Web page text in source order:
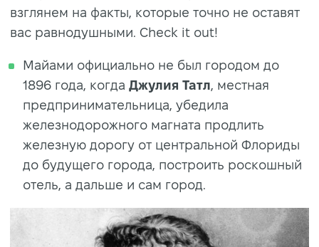
взглянем на факты, которые точно не оставят
вас равнодушными. Check it out!
Майами официально не был городом до
1896 года, когда Джулия Татл, местная
предпринимательница, убедила
железнодорожного магната продлить
железную дорогу от центральной Флориды
до будущего города, построить роскошный
отель, а дальше и сам город.